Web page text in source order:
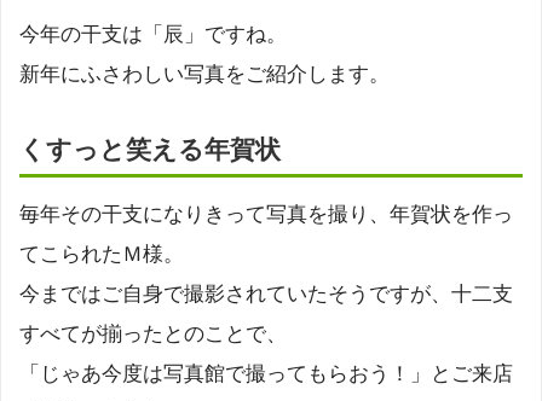
今年の干支は「辰」ですね。
新年にふさわしい写真をご紹介します。
くすっと笑える年賀状
毎年その干支になりきって写真を撮り、年賀状を作っ
てこられたＭ様。
今まではご自身で撮影されていたそうですが、十二支
すべてが揃ったとのことで、
「じゃあ今度は写真館で撮ってもらおう！」とご来店